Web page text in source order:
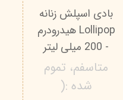
بادی اسپلش زنانه
Lollipop هیدرودرم
- 200 میلی لیتر
متاسفم، تموم
شده :(